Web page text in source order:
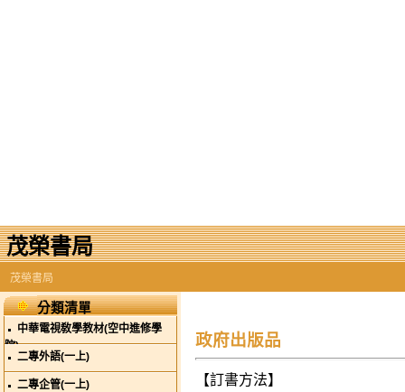
茂榮書局
茂榮書局
分類清單
中華電視敎學教材(空中進修學
院)
二專外語(一上)
二專企管(一上)
政府出版品
【訂書方法】